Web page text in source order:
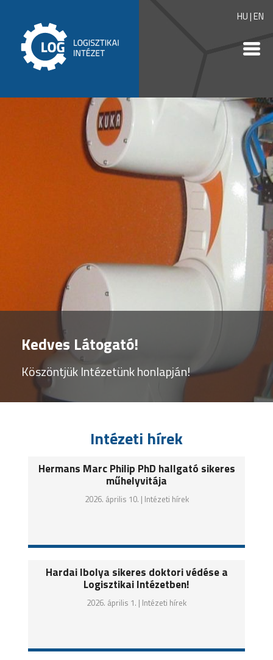
HU|EN
Kedves Látogató!
Köszöntjük Intézetünk honlapján!
Kedves Látogató!
Köszöntjük Intézetünk honlapján!
Kedves Látogató!
Köszöntjük Intézetünk honlapján!
Intézeti hírek
Hermans Marc Philip PhD hallgató sikeres
műhelyvitája
2026. április 10. | Intézeti hírek
Hardai Ibolya sikeres doktori védése a
Logisztikai Intézetben!
2026. április 1. | Intézeti hírek